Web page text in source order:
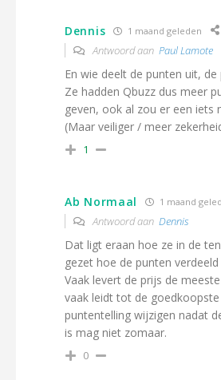
Dennis 1 maand geleden
Antwoord aan Paul Lamote
En wie deelt de punten uit, de
Ze hadden Qbuzz dus meer
geven, ook al zou er een iets
(Maar veiliger / meer
1
Ab Normaal 1 maand
Antwoord aan Dennis
Dat ligt eraan hoe ze in de
gezet hoe de punten
Vaak levert de prijs de
vaak leidt tot de
puntentelling wijzigen nadat
is mag niet zomaar.
0